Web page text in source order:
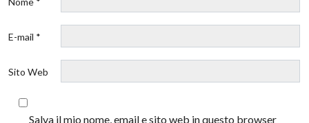
E-mail *
Sito Web
Salva il mio nome, email e sito web in questo browser